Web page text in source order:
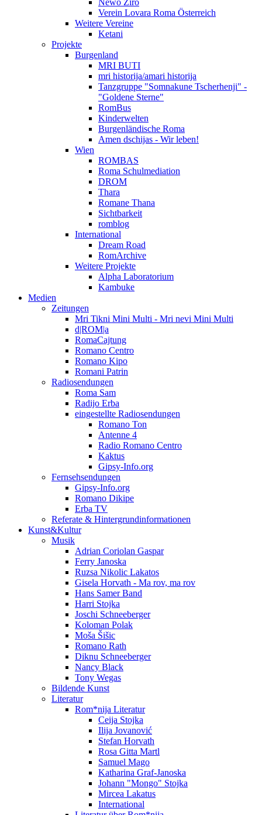
Newo Ziro
Verein Lovara Roma Österreich
Weitere Vereine
Ketani
Projekte
Burgenland
MRI BUTI
mri historija/amari historija
Tanzgruppe "Somnakune Tscherhenji" -
"Goldene Sterne"
RomBus
Kinderwelten
Burgenländische Roma
Amen dschijas - Wir leben!
Wien
ROMBAS
Roma Schulmediation
DROM
Thara
Romane Thana
Sichtbarkeit
romblog
International
Dream Road
RomArchive
Weitere Projekte
Alpha Laboratorium
Kambuke
Medien
Zeitungen
Mri Tikni Mini Multi - Mri nevi Mini Multi
d|ROM|a
RomaCajtung
Romano Centro
Romano Kipo
Romani Patrin
Radiosendungen
Roma Sam
Radijo Erba
eingestellte Radiosendungen
Romano Ton
Antenne 4
Radio Romano Centro
Kaktus
Gipsy-Info.org
Fernsehsendungen
Gipsy-Info.org
Romano Dikipe
Erba TV
Referate & Hintergrundinformationen
Kunst&Kultur
Musik
Adrian Coriolan Gaspar
Ferry Janoska
Ruzsa Nikolic Lakatos
Gisela Horvath - Ma rov, ma rov
Hans Samer Band
Harri Stojka
Joschi Schneeberger
Koloman Polak
Moša Šišic
Romano Rath
Diknu Schneeberger
Nancy Black
Tony Wegas
Bildende Kunst
Literatur
Rom*nija Literatur
Ceija Stojka
Ilija Jovanović
Stefan Horvath
Rosa Gitta Martl
Samuel Mago
Katharina Graf-Janoska
Johann "Mongo" Stojka
Mircea Lakatus
International